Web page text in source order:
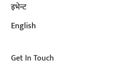
इभेन्ट
English
Get In Touch